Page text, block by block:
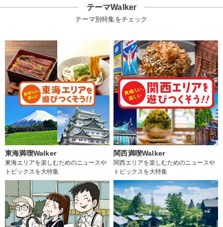
テーマWalker
テーマ別特集をチェック
東海満喫Walker
東海エリアを楽しむためのニュースや
トピックスを大特集
関西満喫Walker
関西エリアを楽しむためのニュースや
トピックスを大特集